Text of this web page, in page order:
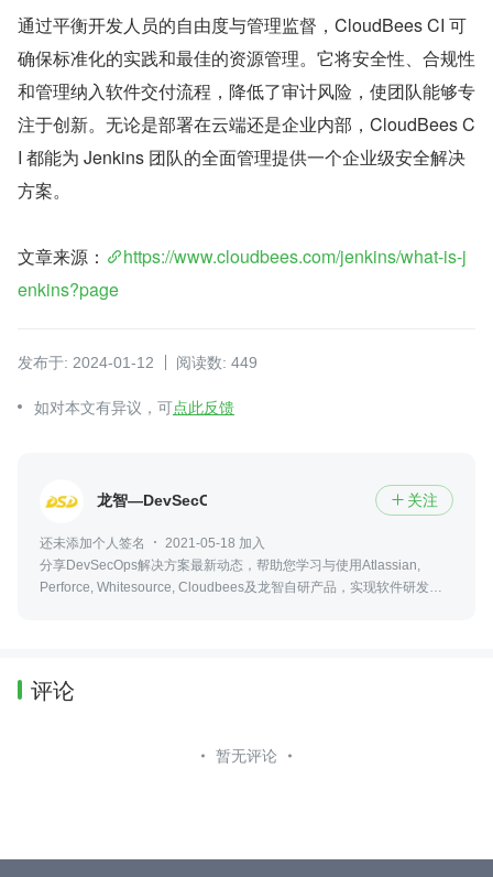
通过平衡开发人员的自由度与管理监督，CloudBees CI 可
确保标准化的实践和最佳的资源管理。它将安全性、合规性
和管理纳入软件交付流程，降低了审计风险，使团队能够专
注于创新。无论是部署在云端还是企业内部，CloudBees C
I 都能为 Jenkins 团队的全面管理提供一个企业级安全解决
方案。
文章来源：
https://www.cloudbees.com/jenkins/what-is-j
enkins?page
发布于: 2024-01-12 阅读数: 449
如对本文有异议，可点此反馈
 关注
还未添加个人签名
2021-05-18 加入
分享DevSecOps解决方案最新动态，帮助您学习与使用Atlassian,
Perforce, Whitesource, Cloudbees及龙智自研产品，实现软件研发的
评论
暂无评论